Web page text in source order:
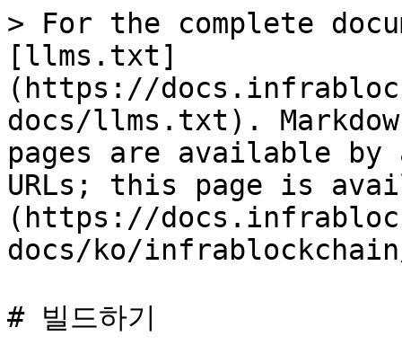
> For the complete
[llms.txt]
(https://
docs/llms.txt).
pages are available by
URLs; this page is
(https://
docs/ko/
# 빌드하기